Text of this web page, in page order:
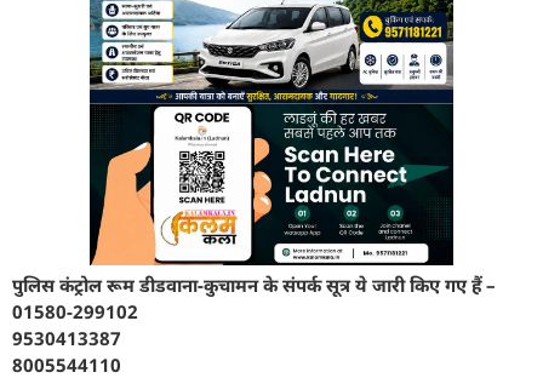
पुलिस कंट्रोल रूम डीडवाना-कुचामन के संपर्क सूत्र ये जारी किए गए हैं –
01580-299102
9530413387
8005544110